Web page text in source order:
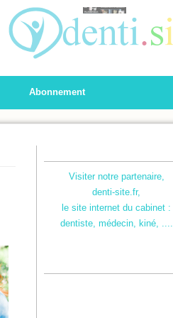
Abonnement
Visiter notre partenaire,
denti-site.fr,
le site internet du cabinet :
dentiste, médecin, kiné, ....